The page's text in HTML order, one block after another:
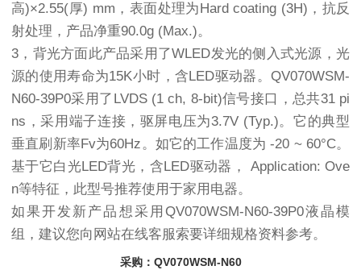
高)×2.55(厚) mm，表面处理为Hard coating (3H)，抗反
射处理，产品净重90.0g (Max.)。
3，背光方面此产品采用了WLED发光的侧入式光源，光
源的使用寿命为15K小时，含LED驱动器。QV070WSM-
N60-39P0采用了LVDS (1 ch, 8-bit)信号接口，总共31 pi
ns，采用端子连接，驱屏电压为3.7V (Typ.)。它的典型
垂直刷新率Fv为60Hz。如它的工作温度为 -20 ~ 60°C。
基于它白光LED背光，含LED驱动器， Application: Ove
n等特征，此型号推荐使用于家用电器。
如果开发新产品想采用QV070WSM-N60-39P0液晶模
组，建议您向网站在线客服索要详细规格资料参考。
采购：QV070WSM-N60